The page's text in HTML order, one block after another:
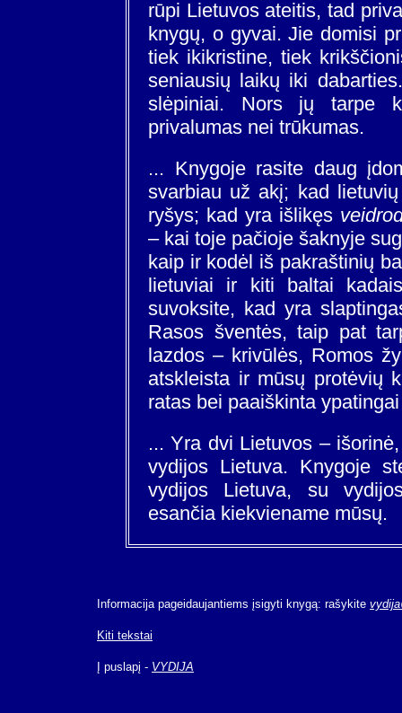
rūpi Lietuvos ateitis, tad
knygų, o gyvai. Jie domisi
tiek ikikristine, tiek
seniausių laikų iki
slėpiniai. Nors jų tarpe
privalumas nei trūkumas.
... Knygoje rasite daug
svarbiau už akį; kad
ryšys; kad yra išlikęs
– kai toje pačioje šaknyje
kaip ir kodėl iš pakraštinių
lietuviai ir kiti baltai
suvoksite, kad yra
Rasos šventės, taip pat
lazdos – krivūlės, Romos
atskleista ir mūsų protėvių
ratas bei paaiškinta
... Yra dvi Lietuvos –
vydijos Lietuva. Knygoje
vydijos Lietuva, su
esančia kiekviename mūsų.
Informacija pageidaujantiems įsigyti knygą: rašykite
Kiti tekstai
Į puslapį - VYDIJA